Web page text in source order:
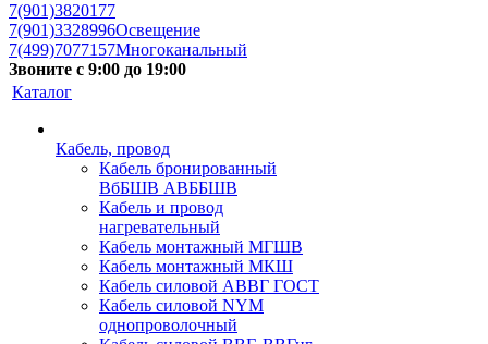
7(901)3820177
7(901)3328996Освещение
7(499)7077157Многоканальный
Звоните с 9:00 до 19:00
Каталог
Кабель, провод
Кабель бронированный
ВбБШВ АВББШВ
Кабель и провод
нагревательный
Кабель монтажный МГШВ
Кабель монтажный МКШ
Кабель силовой АВВГ ГОСТ
Кабель силовой NYM
однопроволочный